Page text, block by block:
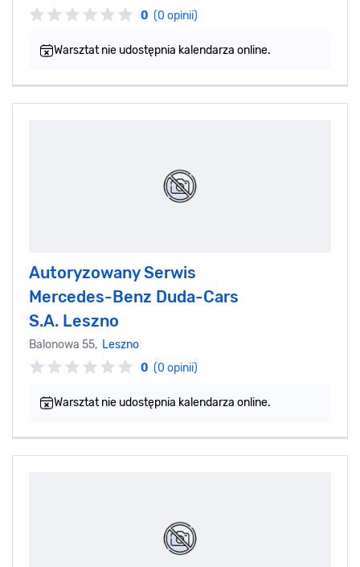
0 (0 opinii)
Warsztat nie udostępnia kalendarza online.
Autoryzowany Serwis
Mercedes-Benz Duda-Cars
S.A. Leszno
Balonowa 55, Leszno
0 (0 opinii)
Warsztat nie udostępnia kalendarza online.